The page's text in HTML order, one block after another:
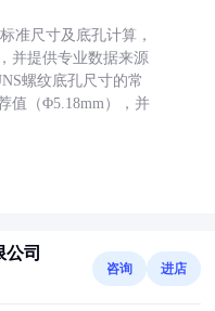
准尺寸及底孔计算，
并提供专业数据来源
螺纹底孔尺寸的常
值（Φ5.18mm），并
司
咨询 进店